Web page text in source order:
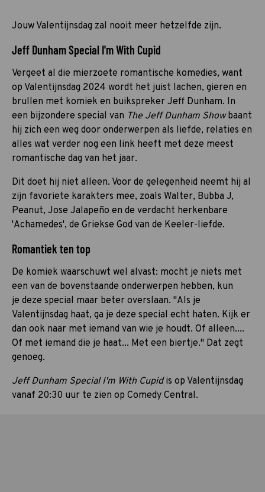
Jouw Valentijnsdag zal nooit meer hetzelfde zijn.
Jeff Dunham Special I'm With Cupid
Vergeet al die mierzoete romantische komedies, want
op Valentijnsdag 2024 wordt het juist lachen, gieren en
brullen met komiek en buikspreker Jeff Dunham. In
een bijzondere special van The Jeff Dunham Showbaant
hij zich een weg door onderwerpen als liefde, relaties en
alles wat verder nog een link heeft met deze meest
romantische dag van het jaar.
Dit doet hij niet alleen. Voor de gelegenheid neemt hij al
zijn favoriete karakters mee, zoals Walter, Bubba J,
Peanut, Jose Jalapeño en de verdacht herkenbare
'Achamedes', de Griekse God van de Keeler-liefde.
Romantiek ten top
De komiek waarschuwt wel alvast: mocht je niets met
een van de bovenstaande onderwerpen hebben, kun
je deze special maar beter overslaan. "Als je
Valentijnsdag haat, ga je deze special echt haten. Kijk er
dan ook naar met iemand van wie je houdt. Of alleen....
Of met iemand die je haat... Met een biertje." Dat zegt
genoeg.
Jeff Dunham Special I'm With Cupidis op Valentijnsdag
vanaf 20:30 uur te zien op Comedy Central.